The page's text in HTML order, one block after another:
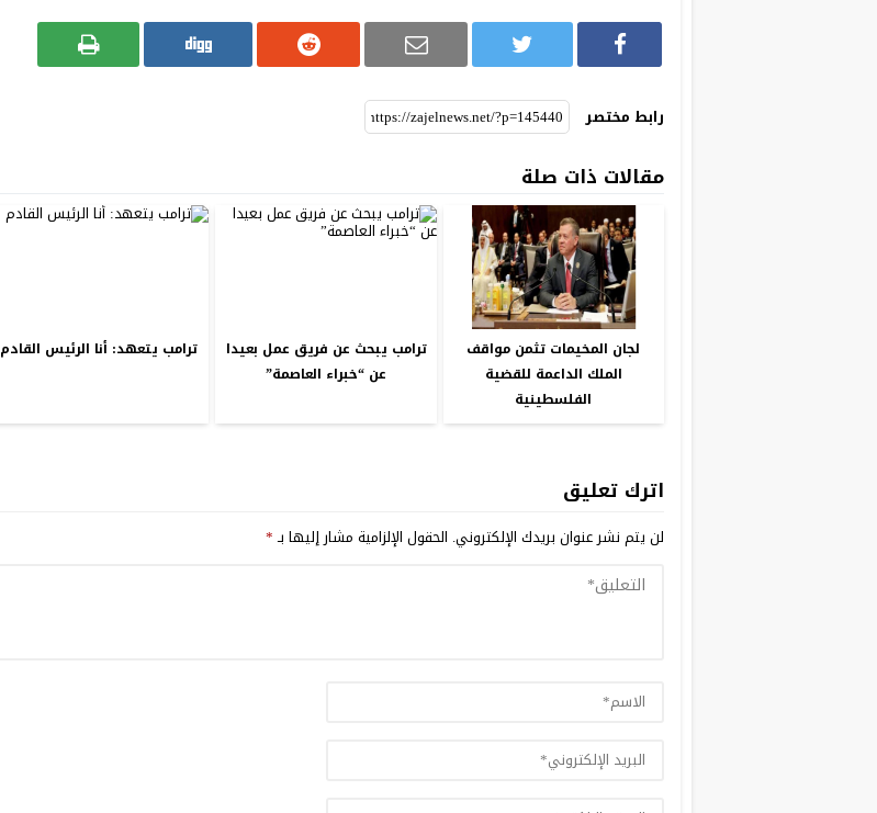
رابط مختصر
مقالات ذات صلة
لجان المخيمات تثمن مواقف
الملك الداعمة للقضية
الفلسطينية
ترامب يبحث عن فريق عمل بعيدا
عن “خبراء العاصمة”
ترامب يتعهد: أنا الرئيس القادم
اترك تعليق
لن يتم نشر عنوان بريدك الإلكتروني. الحقول الإلزامية مشار إليها بـ*